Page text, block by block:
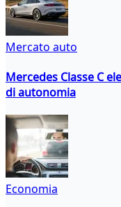
Mercato auto
Mercedes Classe C
di autonomia
Economia